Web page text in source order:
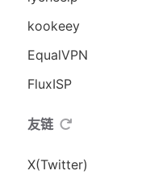
kookeey
EqualVPN
FluxISP
友链
X(Twitter)